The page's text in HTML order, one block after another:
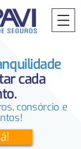
cada
consórcio e